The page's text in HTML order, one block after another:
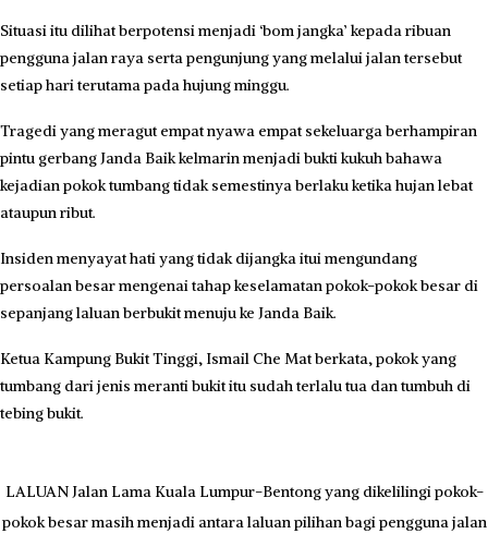
Situasi itu dilihat berpotensi menjadi ‘bom jangka’ kepada ribuan
pengguna jalan raya serta pengunjung yang melalui jalan tersebut
setiap hari terutama pada hujung minggu.
Tragedi yang meragut empat nyawa empat sekeluarga berhampiran
pintu gerbang Janda Baik kelmarin menjadi bukti kukuh bahawa
kejadian pokok tumbang tidak semestinya berlaku ketika hujan lebat
ataupun ribut.
Insiden menyayat hati yang tidak dijangka itui mengundang
persoalan besar mengenai tahap keselamatan pokok-pokok besar di
sepanjang laluan berbukit menuju ke Janda Baik.
Ketua Kampung Bukit Tinggi, Ismail Che Mat berkata, pokok yang
tumbang dari jenis meranti bukit itu sudah terlalu tua dan tumbuh di
tebing bukit.
LALUAN Jalan Lama Kuala Lumpur-Bentong yang dikelilingi pokok-
pokok besar masih menjadi antara laluan pilihan bagi pengguna jalan